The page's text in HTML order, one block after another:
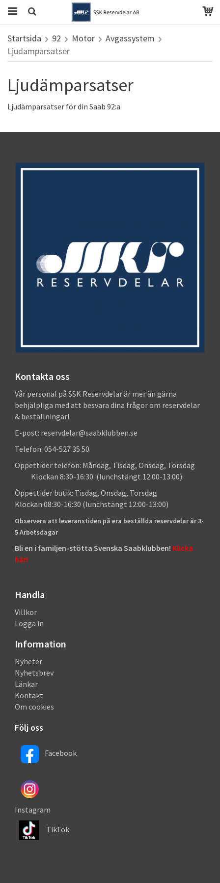
Startsida 92 Motor
Avgassystem
Ljudämparsatser
Ljudämparsatser
Ljudämparsatser för din Saab 92:a
Kontakta oss
Vår personal på SSK Reservdelar är mer än gärna
behjälpliga med att besvara dina frågor om reservdelar
& beställningar!
E-post: reservdelar@saabklubben.se
Telefon: 054-527 35 50
Öppettider telefon: Måndag, Tisdag, Onsdag, Torsdag
Klockan 8:30-16:30 (lunchstängt 12:00-13:00)
Öppettider butik: Tisdag, Onsdag, Torsdag
Klockan 08:30-16:30 (lunchstängt 12:00-13:00)
Observera att leveranstiden på era beställda reservdelar är 3-
5 Arbetsdagar
Bli en i familjen-stötta Svenska Saabklubben! Klicka
här!
Handla
Villkor
Logga in
Information
Nyheter
Nyhetsbrev
Länkar
Kontakt
Om cookies
Följ oss
Facebook
Instagram
TikTok